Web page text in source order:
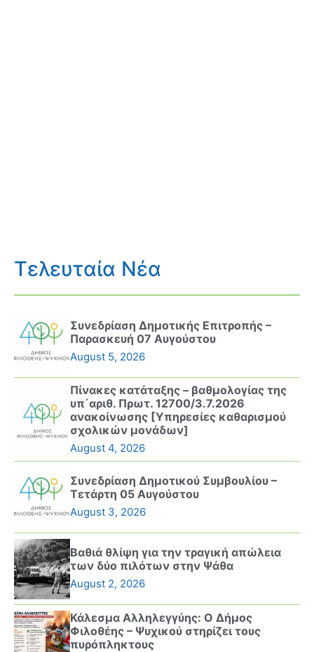
Τελευταία Νέα
Συνεδρίαση Δημοτικής Επιτροπής –
Παρασκευή 07 Αυγούστου
August 5, 2026
Πίνακες κατάταξης – βαθμολογίας της
υπ΄αριθ. Πρωτ. 12700/3.7.2026
ανακοίνωσης [Υπηρεσίες καθαρισμού
σχολικών μονάδων]
August 4, 2026
Συνεδρίαση Δημοτικού Συμβουλίου –
Τετάρτη 05 Αυγούστου
August 3, 2026
Βαθιά θλίψη για την τραγική απώλεια
των δύο πιλότων στην Ψάθα
August 2, 2026
Κάλεσμα Αλληλεγγύης: Ο Δήμος
Φιλοθέης – Ψυχικού στηρίζει τους
πυρόπληκτους